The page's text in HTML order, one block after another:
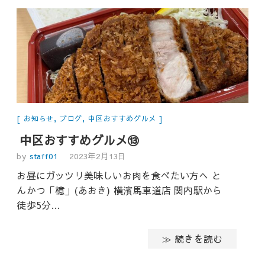
お知らせ, ブログ, 中区おすすめグルメ
中区おすすめグルメ⑬
by staff01 2023年2月13日
お昼にガッツリ美味しいお肉を食べたい方へ と
んかつ「檍」(あおき) 横濱馬車道店 関内駅から
徒歩5分…
≫ 続きを読む